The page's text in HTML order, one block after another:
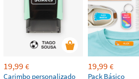
19,99 €
Carimbo personalizado
19,99 €
Pack Básico